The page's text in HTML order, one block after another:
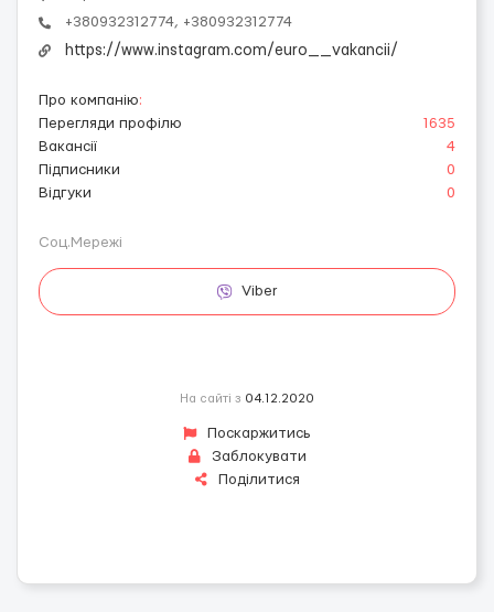
+380932312774, +380932312774
https://www.instagram.com/euro__vakancii/
Про компанію:
Перегляди профілю
1635
Вакансії
4
Підписники
0
Відгуки
0
Соц.Мережі
Viber
На сайті з 04.12.2020
Поскаржитись
Заблокувати
Поділитися